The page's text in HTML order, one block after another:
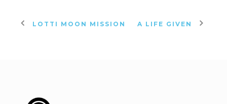
LOTTI MOON MISSION A LIFE GIVEN